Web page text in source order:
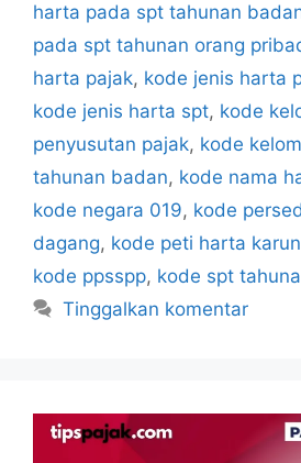
harta pada spt tahunan
pada spt tahunan orang
harta pajak, kode jenis harta
kode jenis harta spt, kode
penyusutan pajak, kode
tahunan badan, kode nama
kode negara 019, kode
dagang, kode peti harta
kode ppsspp, kode spt
Tinggalkan komentar